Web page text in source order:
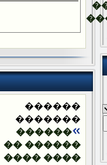
������
�������
������
������ ��
���� ����